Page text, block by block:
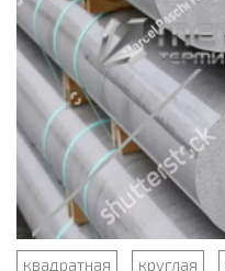
квадратная круглая